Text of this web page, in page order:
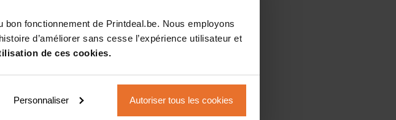
fonctionnement de Printdeal.be. Nous employons
d’améliorer sans cesse l’expérience utilisateur et
de ces cookies.
Personnaliser Autoriser tous les cookies